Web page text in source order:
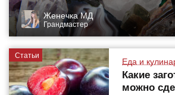
Женечка МД
Грандмастер
Статьи
Еда и
Какие
можно